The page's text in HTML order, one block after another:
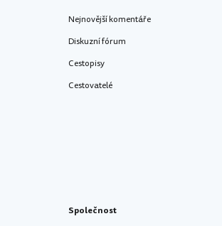
Nejnovější komentáře
Diskuzní fórum
Cestopisy
Cestovatelé
Společnost